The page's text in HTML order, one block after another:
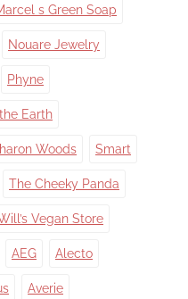
s Green Soap
Nouare Jewelry
Phyne
Earth
Woods Smart
The Cheeky Panda
Vegan Store
AEG Alecto
Averie